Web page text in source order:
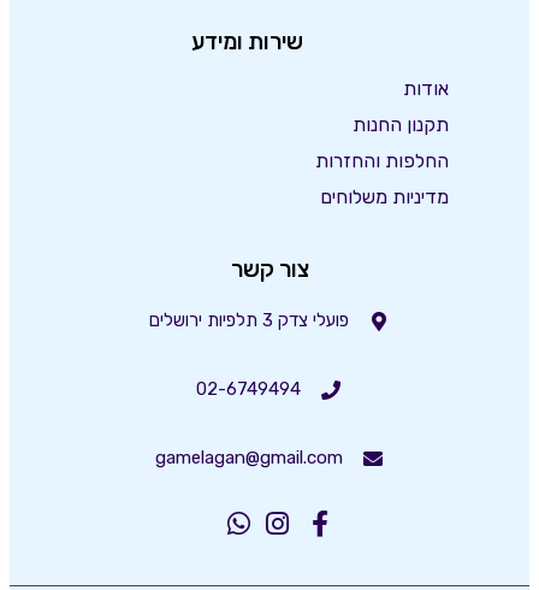
שירות ומידע
אודות
תקנון החנות
החלפות והחזרות
מדיניות משלוחים
צור קשר
פועלי צדק 3 תלפיות ירושלים
02-6749494
gamelagan@gmail.com